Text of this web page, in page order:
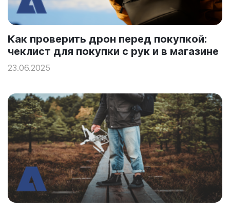
Как проверить дрон перед покупкой:
чеклист для покупки с рук и в магазине
23.06.2025